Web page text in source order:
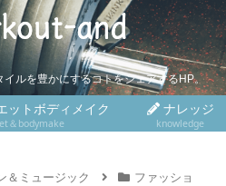
ルを豊かにするコトをシェアするHP。
ットボディメイク
＆bodymake
ナレッジ
knowledge
＆ミュージック
ファッショ